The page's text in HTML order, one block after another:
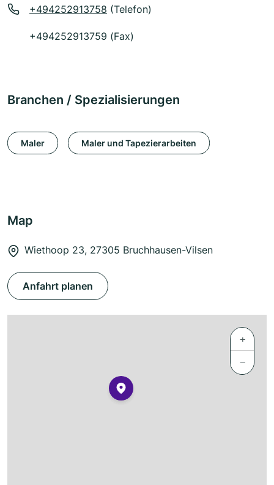
+494252913758 (Telefon)
+494252913759 (Fax)
Branchen / Spezialisierungen
Maler Maler und Tapezierarbeiten
Map
Wiethoop 23, 27305 Bruchhausen-Vilsen
Anfahrt planen
+
−